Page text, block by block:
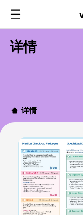
详情
详情